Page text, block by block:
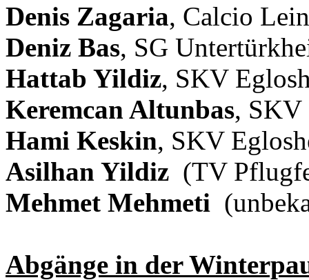
Denis Zagaria, Calcio
Deniz Bas, SG
Hattab Yildiz, SKV
Keremcan Altunbas, SKV
Hami Keskin, SKV
Asilhan Yildiz (TV
Mehmet Mehmeti
Abgänge in der